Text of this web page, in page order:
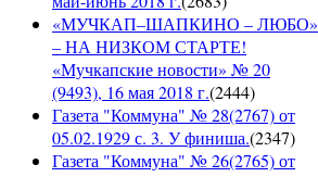
«МУЧКАП–ШАПКИНО – ЛЮБО»
– НА НИЗКОМ СТАРТЕ!
«Мучкапские новости» № 20
(9493), 16 мая 2018 г.(2444)
Газета "Коммуна" № 28(2767) от
05.02.1929 с. 3. У финиша.(2347)
Газета "Коммуна" № 26(2765) от